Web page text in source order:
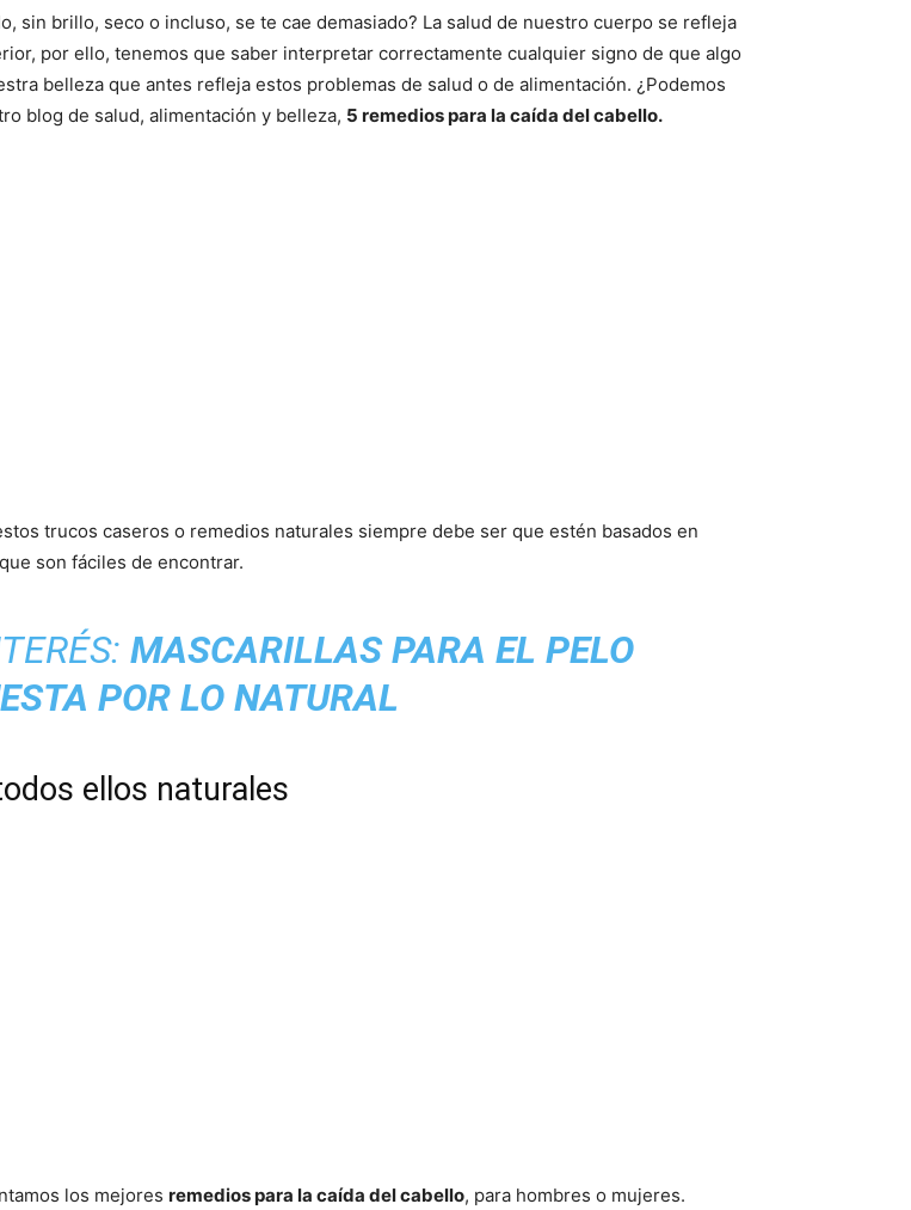
sin brillo, seco o incluso, se te cae demasiado? La salud de nuestro cuerpo se refleja
por ello, tenemos que saber interpretar correctamente cualquier signo de que algo
belleza que antes refleja estos problemas de salud o de alimentación. ¿Podemos
blog de salud, alimentación y belleza, 5 remedios para la caída del cabello.
trucos caseros o remedios naturales siempre debe ser que estén basados en
son fáciles de encontrar.
MASCARILLAS PARA EL PELO
POR LO NATURAL
ellos naturales
los mejores remedios para la caída del cabello, para hombres o mujeres.